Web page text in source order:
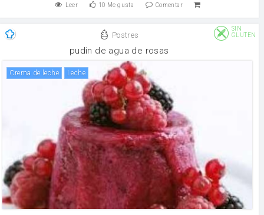
Leer 10 Me gusta Comentar
Postres
SIN
GLUTEN
pudin de agua de rosas
crema de leche leche